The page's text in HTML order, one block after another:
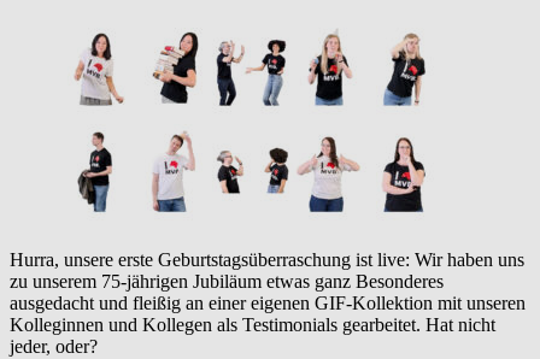
Hurra, unsere erste Geburtstagsüberraschung ist live: Wir haben uns
zu unserem 75-jährigen Jubiläum etwas ganz Besonderes
ausgedacht und fleißig an einer eigenen GIF-Kollektion mit unseren
Kolleginnen und Kollegen als Testimonials gearbeitet. Hat nicht
jeder, oder?